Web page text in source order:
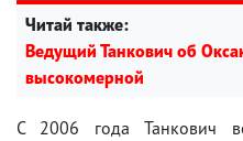
Читай также:
Ведущий Танкович об
высокомерной
С 2006 года Танкович